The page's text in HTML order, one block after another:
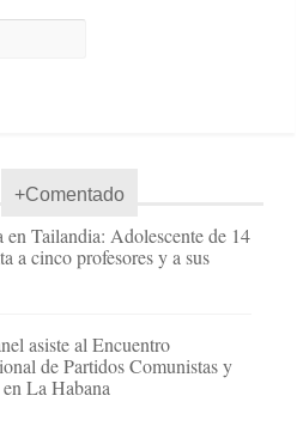
+Comentado
en Tailandia: Adolescente de 14
a cinco profesores y a sus
asiste al Encuentro
de Partidos Comunistas y
La Habana